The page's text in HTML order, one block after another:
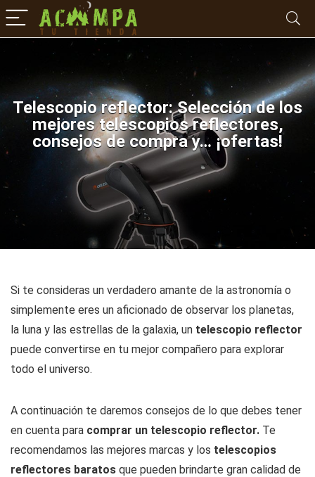
Telescopio reflector: Selección de los
mejores telescopios reflectores,
consejos de compra y… ¡ofertas!
Si te consideras un verdadero amante de la astronomía o
simplemente eres un aficionado de observar los planetas,
la luna y las estrellas de la galaxia, un telescopio reflector
puede convertirse en tu mejor compañero para explorar
todo el universo.
A continuación te daremos consejos de lo que debes tener
en cuenta para comprar un telescopio reflector. Te
recomendamos las mejores marcas y los telescopios
reflectores baratos que pueden brindarte gran calidad de